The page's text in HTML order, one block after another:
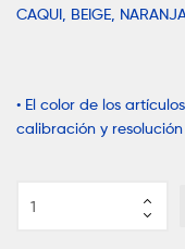
CAQUI, BEIGE,
• El color de los
calibración y